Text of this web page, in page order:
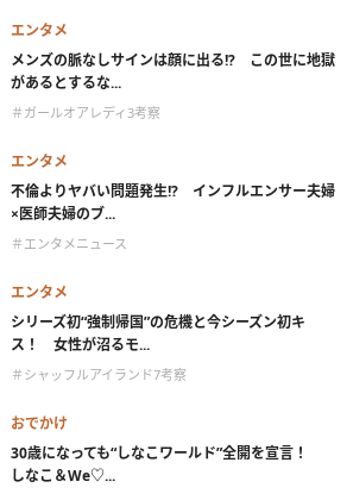
エンタメ
メンズの脈なしサインは顔に出る!? この世に地獄
があるとするな...
＃ガールオアレディ3考察
エンタメ
不倫よりヤバい問題発生!? インフルエンサー夫婦
×医師夫婦のブ...
＃エンタメニュース
エンタメ
シリーズ初“強制帰国”の危機と今シーズン初キ
ス！ 女性が沼るモ...
＃シャッフルアイランド7考察
おでかけ
30歳になっても“しなこワールド”全開を宣言！
しなこ＆We♡...